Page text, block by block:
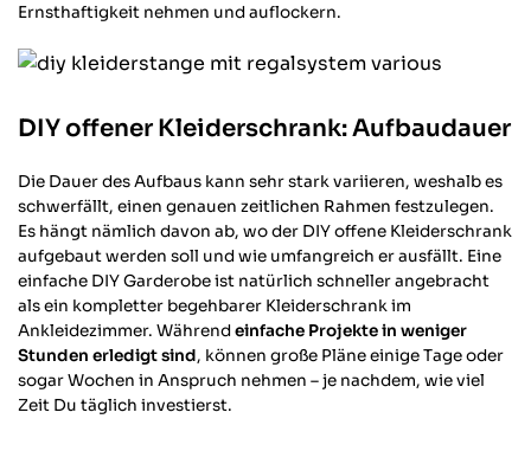
Ernsthaftigkeit nehmen und auflockern.
DIY offener Kleiderschrank: Aufbaudauer
Die Dauer des Aufbaus kann sehr stark variieren, weshalb es
schwerfällt, einen genauen zeitlichen Rahmen festzulegen.
Es hängt nämlich davon ab, wo der DIY offene Kleiderschrank
aufgebaut werden soll und wie umfangreich er ausfällt. Eine
einfache DIY Garderobe ist natürlich schneller angebracht
als ein kompletter begehbarer Kleiderschrank im
Ankleidezimmer. Währendeinfache Projekte in weniger
Stunden erledigt sind, können große Pläne einige Tage oder
sogar Wochen in Anspruch nehmen – je nachdem, wie viel
Zeit Du täglich investierst.